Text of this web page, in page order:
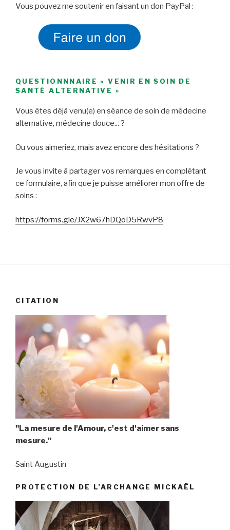
Vous pouvez me soutenir en faisant un don PayPal :
QUESTIONNNAIRE « VENIR EN SOIN DE
SANTÉ ALTERNATIVE »
Vous êtes déjà venu(e) en séance de soin de médecine
alternative, médecine douce... ?
Ou vous aimeriez, mais avez encore des hésitations ?
Je vous invite à partager vos remarques en complétant
ce formulaire, afin que je puisse améliorer mon offre de
soins :
https://forms.gle/JX2w67hDQoD5RwvP8
CITATION
"La mesure de l'Amour, c'est d'aimer sans
mesure."
Saint Augustin
PROTECTION DE L’ARCHANGE MICKAËL